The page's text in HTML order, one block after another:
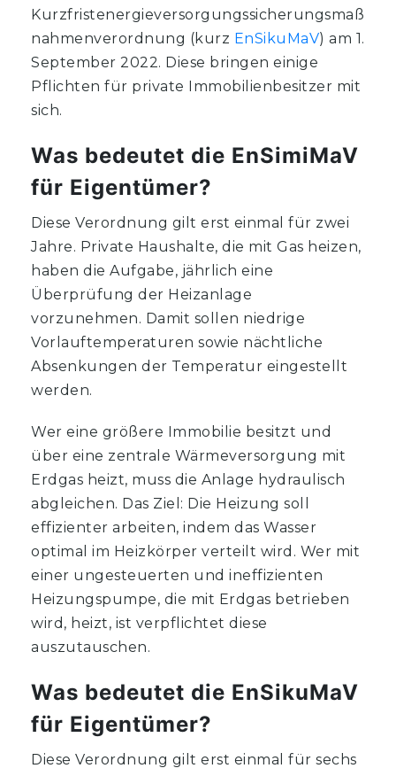
Kurzfristenergieversorgungssicherungsmaß
nahmenverordnung (kurz EnSikuMaV) am 1.
September 2022. Diese bringen einige
Pflichten für private Immobilienbesitzer mit
sich.
Was bedeutet die EnSimiMaV
für Eigentümer?
Diese Verordnung gilt erst einmal für zwei
Jahre. Private Haushalte, die mit Gas heizen,
haben die Aufgabe, jährlich eine
Überprüfung der Heizanlage
vorzunehmen. Damit sollen niedrige
Vorlauftemperaturen sowie nächtliche
Absenkungen der Temperatur eingestellt
werden.
Wer eine größere Immobilie besitzt und
über eine zentrale Wärmeversorgung mit
Erdgas heizt, muss die Anlage hydraulisch
abgleichen. Das Ziel: Die Heizung soll
effizienter arbeiten, indem das Wasser
optimal im Heizkörper verteilt wird. Wer mit
einer ungesteuerten und ineffizienten
Heizungspumpe, die mit Erdgas betrieben
wird, heizt, ist verpflichtet diese
auszutauschen.
Was bedeutet die EnSikuMaV
für Eigentümer?
Diese Verordnung gilt erst einmal für sechs